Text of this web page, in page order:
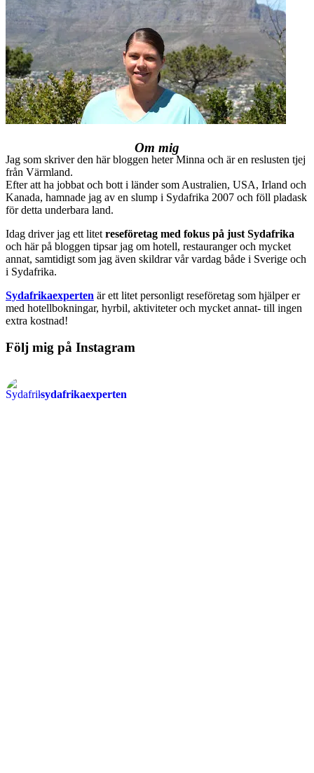
Om mig
Jag som skriver den här bloggen heter Minna och är en reslusten tjej
från Värmland.
Efter att ha jobbat och bott i länder som Australien, USA, Irland och
Kanada, hamnade jag av en slump i Sydafrika 2007 och föll pladask
för detta underbara land.
Idag driver jag ett litet reseföretag med fokus på just Sydafrika
och här på bloggen tipsar jag om hotell, restauranger och mycket
annat, samtidigt som jag även skildrar vår vardag både i Sverige och
i Sydafrika.
Sydafrikaexperten är ett litet personligt reseföretag som hjälper er
med hotellbokningar, hyrbil, aktiviteter och mycket annat- till ingen
extra kostnad!
Följ mig på Instagram
sydafrikaexperten